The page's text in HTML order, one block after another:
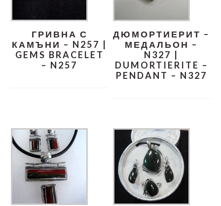
ГРИВНА С
КАМЪНИ – N257 |
GEMS BRACELET
– N257
ДЮМОРТИЕРИТ –
МЕДАЛЬОН –
N327 |
DUMORTIERITE –
PENDANT – N327